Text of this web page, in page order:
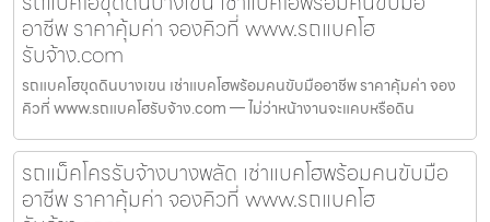
อาชีพ ราคาคุ้มค่า จองคิวที่ www.รถแบคโฮ
รับจ้าง.com
รถแบคโฮขุดดินบางเขน เช่าแบคโฮพร้อมคนขับมืออาชีพ ราคาคุ้มค่า จอง
คิวที่ www.รถแบคโฮรับจ้าง.com — ไม่ว่าหน้างานจะแคบหรือดิน
รถแม็คโครรับจ้างบางพลัด เช่าแบคโฮพร้อมคนขับมือ
อาชีพ ราคาคุ้มค่า จองคิวที่ www.รถแบคโฮ